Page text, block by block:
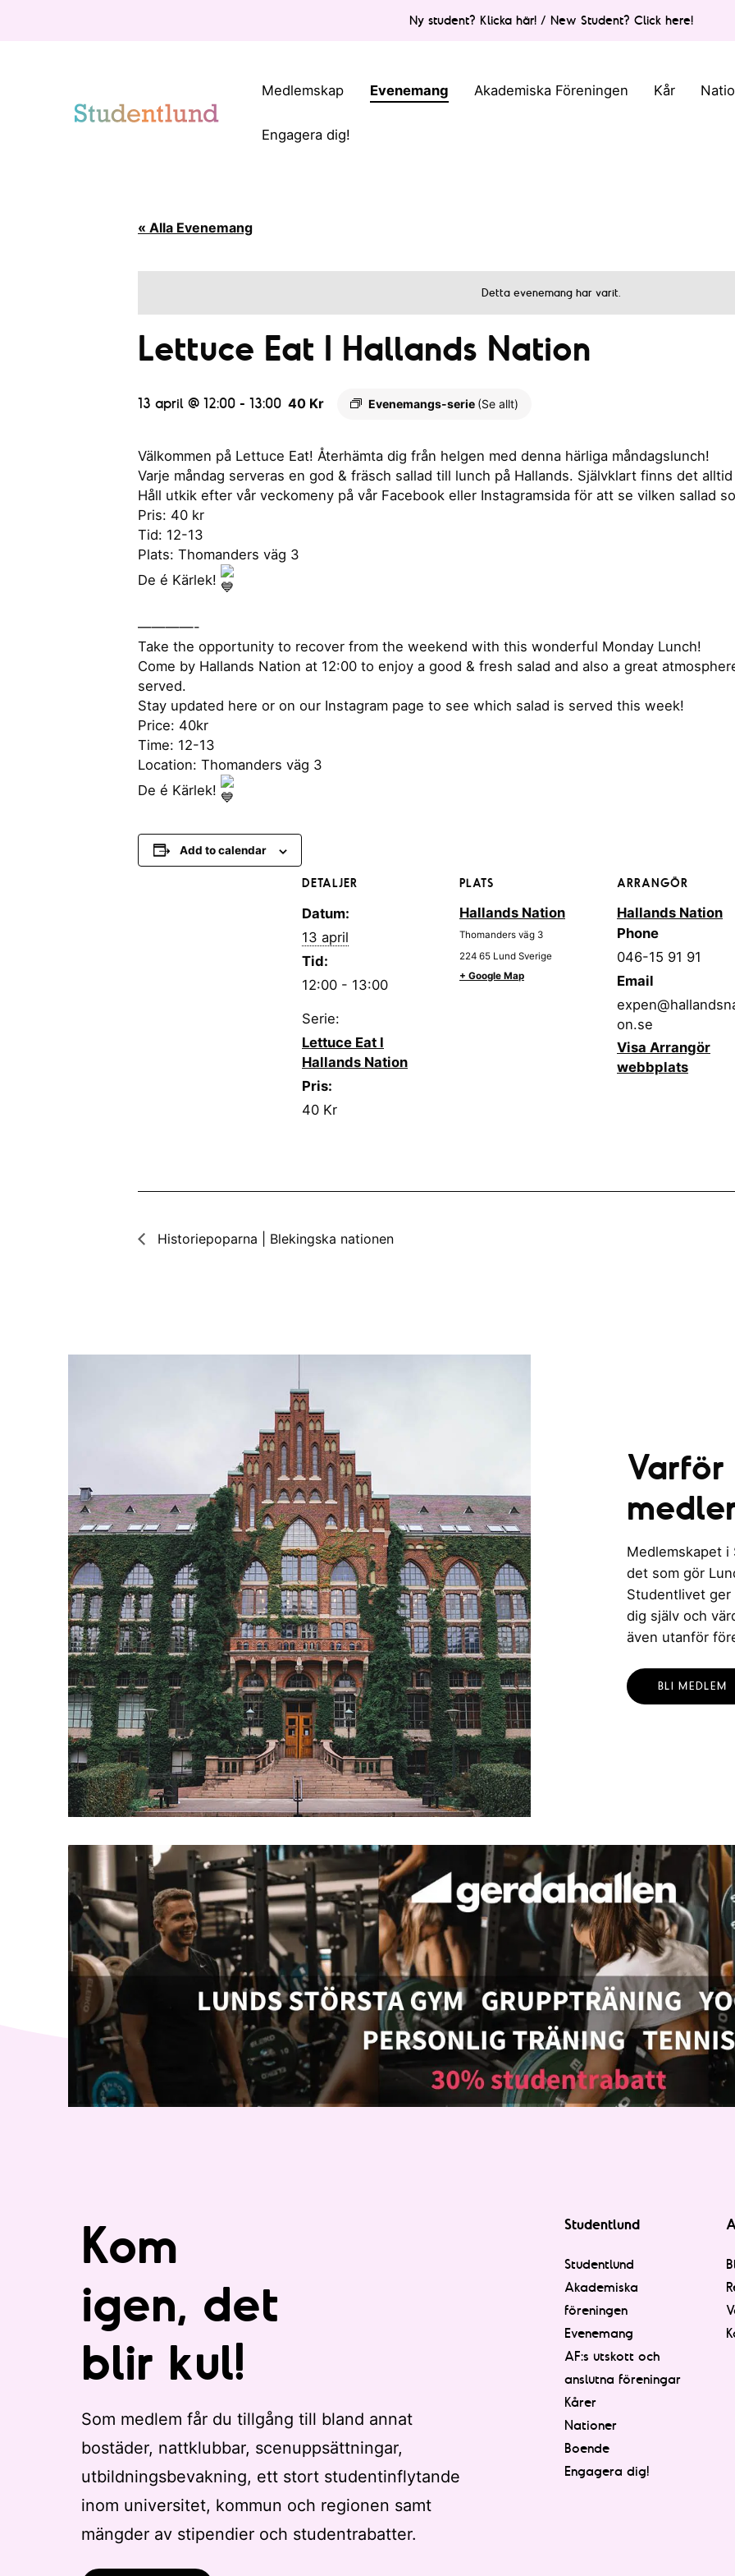
Ny student? Klicka här! / New Student? Click here!
Medlemskap Evenemang Akademiska Föreningen Kår
Engagera dig!
« Alla Evenemang
Detta evenemang har varit.
Lettuce Eat I Hallands Nation
13 april @ 12:00 - 13:00 Evenemangs-serie (Se allt)
40 Kr
Välkommen på Lettuce Eat! Återhämta dig från helgen med denna härliga måndagslunch!
Varje måndag serveras en god & fräsch sallad till lunch på Hallands. Självklart finns det
Håll utkik efter vår veckomeny på vår Facebook eller Instagramsida för att se vilken sallad
Pris: 40 kr
Tid: 12-13
Plats: Thomanders väg 3
De é Kärlek!
————-
Take the opportunity to recover from the weekend with this wonderful Monday Lunch!
Come by Hallands Nation at 12:00 to enjoy a good & fresh salad and also a great
served.
Stay updated here or on our Instagram page to see which salad is served this week!
Price: 40kr
Time: 12-13
Location: Thomanders väg 3
De é Kärlek!
Add to calendar
DETALJER
Datum:
13 april
Tid:
12:00 - 13:00
Serie:
Lettuce Eat I
Hallands Nation
Pris:
40 Kr
PLATS
Hallands Nation
Thomanders väg 3
224 65 Lund Sverige
+ Google Map
ARRANGÖR
Hallands Nation
Phone
046-15 91 91
Email
on.se
Visa Arrangör
webbplats
Historiepoparna | Blekingska nationen
Varför
Medlemskapet
det som gör
Studentlivet ger
dig själv och
även utanför
BLI MEDLEM
Kom
igen, det
blir kul!
Som medlem får du tillgång till bland annat
bostäder, nattklubbar, scenuppsättningar,
utbildningsbevakning, ett stort studentinflytande
inom universitet, kommun och regionen samt
mängder av stipendier och studentrabatter.
Studentlund
Studentlund
Akademiska
föreningen
Evenemang
AF:s utskott och
anslutna föreningar
Kårer
Nationer
Boende
Engagera dig!